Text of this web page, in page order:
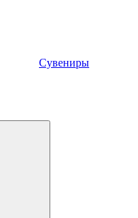
Сувениры